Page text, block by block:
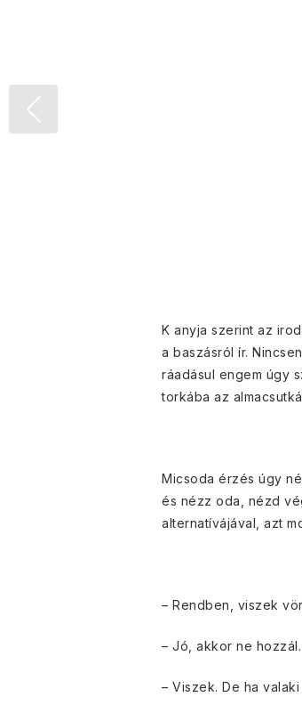
K anyja szerint az
a baszásról ír.
ráadásul engem úgy
torkába az
Micsoda érzés úgy
és nézz oda, nézd
alternatívájával, azt
– Rendben, viszek
– Jó, akkor ne hozzál.
– Viszek. De ha